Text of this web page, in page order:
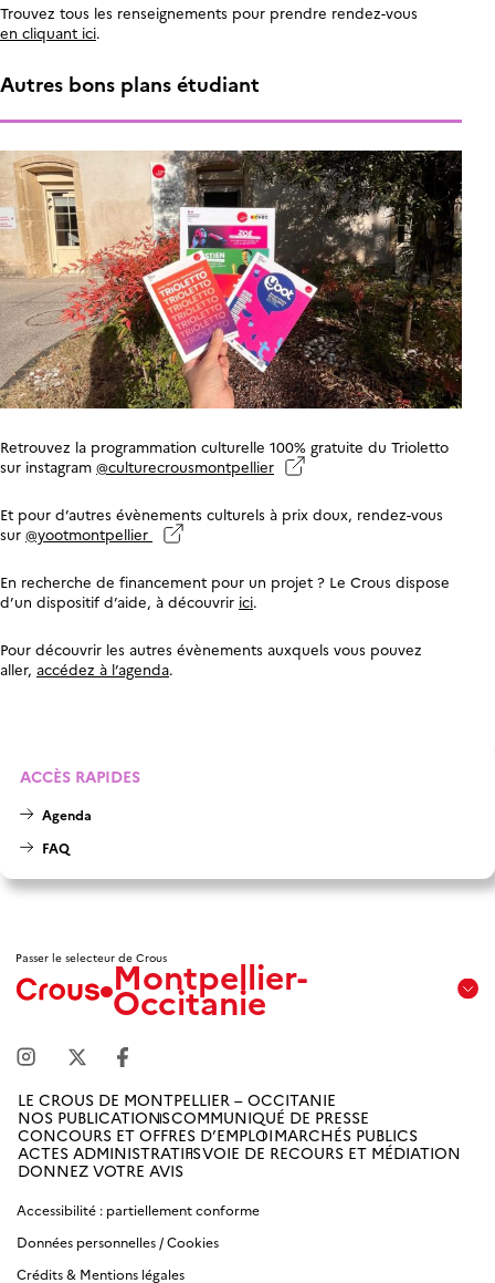
Trouvez tous les renseignements pour prendre rendez-vous
en cliquant ici.
Autres bons plans étudiant
Retrouvez la programmation culturelle 100% gratuite du Trioletto
sur instagram @culturecrousmontpellier
Et pour d’autres évènements culturels à prix doux, rendez-vous
sur @yootmontpellier
En recherche de financement pour un projet ? Le Crous dispose
d’un dispositif d’aide, à découvrir ici.
Pour découvrir les autres évènements auxquels vous pouvez
aller, accédez à l’agenda.
ACCÈS RAPIDES
Agenda
FAQ
Passer le selecteur de CrousMontpellier-
Occitanie
Avignon
Amiens
Picardie
Antilles
Guyane
LE CROUS DE MONTPELLIER – OCCITANIE
NOS PUBLICATIONSCOMMUNIQUÉ DE PRESSE
CONCOURS ET OFFRES D’EMPLOIMARCHÉS PUBLICS
ACTES ADMINISTRATIFSVOIE DE RECOURS ET MÉDIATION
DONNEZ VOTRE AVIS
Accessibilité : partiellement conforme
Données personnelles / Cookies
Crédits & Mentions légales